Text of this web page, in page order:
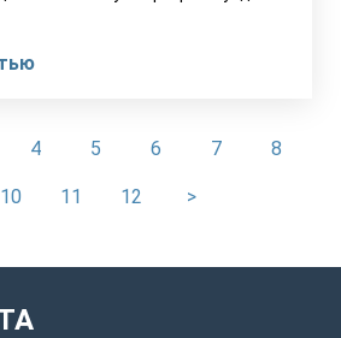
4 5 6 7 8
10 11 12 >